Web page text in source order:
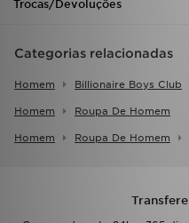
Trocas/Devoluções
Categorias relacionadas
Homem Billionaire Boys Club
Homem Roupa De Homem
Homem Roupa De Homem